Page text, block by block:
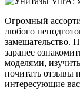
Огромный
любого
замешательство.
заранее
моделями,
почитать отзывы
интересующие